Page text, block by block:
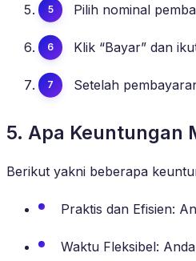
Pilih nominal
Klik “Bayar” dan
Setelah
5. Apa Keuntungan
Berikut yakni beberapa
Praktis dan Efisien:
Waktu Fleksibel: